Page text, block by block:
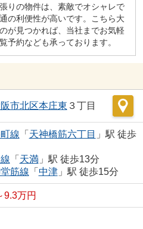
りの物件は、素敵でオシャレで
の利便性が高いです。こちら大
が見つかれば、当社までお気軽
予約なども承っております。
市北区本庄東 ３丁目
線 「 天神橋筋六丁目 」駅 徒歩
「 天満」駅 徒歩13分
筋線 「 中津」駅 徒歩15分
9.3万円